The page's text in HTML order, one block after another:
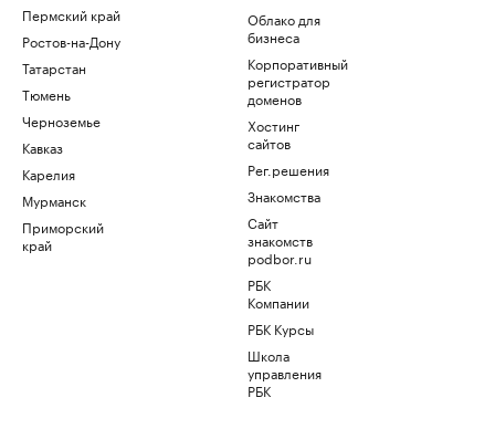
Пермский край
Ростов-на-Дону
Татарстан
Тюмень
Черноземье
Кавказ
Карелия
Мурманск
Приморский
край
Облако для
бизнеса
Корпоративный
регистратор
доменов
Хостинг
сайтов
Рег.решения
Знакомства
Сайт
знакомств
podbor.ru
РБК
Компании
РБК Курсы
Школа
управления
РБК